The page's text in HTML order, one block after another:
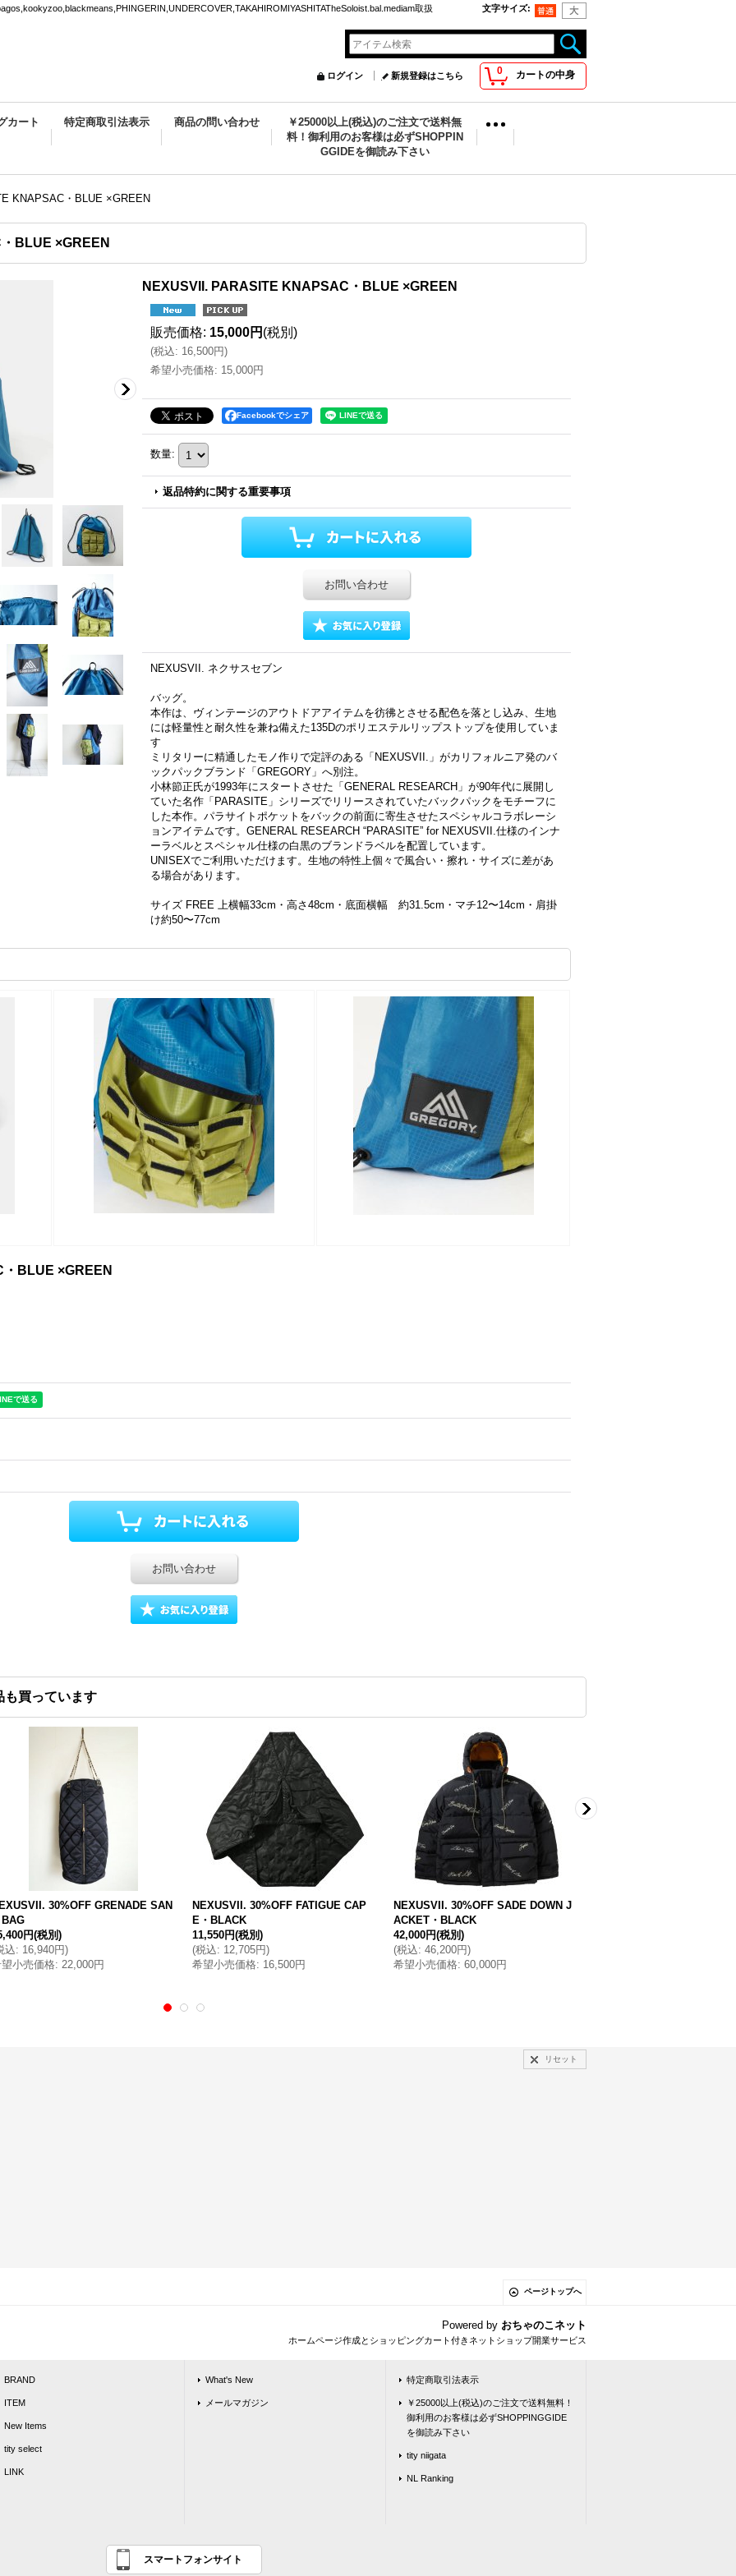
取扱 文字サイズ:
0 カートの中身
ログイン 新規登録はこちら
カート 特定商取引法表示 商品の問い合わせ
￥25000以上(税込)のご注文で送料無
料！御利用のお客様は必ずSHOPPIN
GGIDEを御読み下さい
KNAPSAC・BLUE ×GREEN
BLUE ×GREEN
NEXUSVII. PARASITE KNAPSAC・BLUE ×GREEN
販売価格: 15,000円 (税別)
(税込: 16,500円)
希望小売価格: 15,000円
Facebookでシェア
数量:
返品特約に関する重要事項
お問い合わせ
NEXUSVII. ネクサスセブン
バッグ。
本作は、ヴィンテージのアウトドアアイテムを彷彿とさせる配色を落とし込み、生地
には軽量性と耐久性を兼ね備えた135Dのポリエステルリップストップを使用していま
す
ミリタリーに精通したモノ作りで定評のある「NEXUSVII.」がカリフォルニア発のバ
ックパックブランド「GREGORY」へ別注。
小林節正氏が1993年にスタートさせた「GENERAL RESEARCH」が90年代に展開し
ていた名作「PARASITE」シリーズでリリースされていたバックパックをモチーフに
した本作。パラサイトポケットをバックの前面に寄生させたスペシャルコラボレーシ
ョンアイテムです。GENERAL RESEARCH “PARASITE” for NEXUSVII.仕様のインナ
ーラベルとスペシャル仕様の白黒のブランドラベルを配置しています。
UNISEXでご利用いただけます。生地の特性上個々で風合い・擦れ・サイズに差があ
る場合があります。
サイズ FREE 上横幅33cm・高さ48cm・底面横幅 約31.5cm・マチ12〜14cm・肩掛
け約50〜77cm
BLUE ×GREEN
お問い合わせ
も買っています
30%OFF GRENADE SAN
円(税別)
込: 16,940円)
小売価格: 22,000円
NEXUSVII. 30%OFF FATIGUE CAP
E・BLACK
11,550円(税別)
(税込: 12,705円)
希望小売価格: 16,500円
NEXUSVII. 30%OFF SADE DOWN J
ACKET・BLACK
42,000円(税別)
(税込: 46,200円)
希望小売価格: 60,000円
リセット
ページトップへ
Powered by おちゃのこネット
ホームページ作成とショッピングカート付きネットショップ開業サービス
BRAND
ITEM
New Items
tity select
LINK
What's New
メールマガジン
特定商取引法表示
￥25000以上(税込)のご注文で送料無料！
御利用のお客様は必ずSHOPPINGGIDE
を御読み下さい
tity niigata
NL Ranking
スマートフォンサイト